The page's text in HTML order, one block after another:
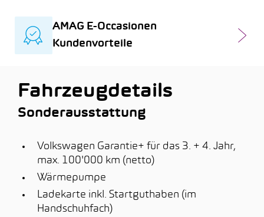
AMAG E-Occasionen
Kundenvorteile
Fahrzeugdetails
Sonderausstattung
Volkswagen Garantie+ für das 3. + 4. Jahr,
max. 100'000 km (netto)
Wärmepumpe
Ladekarte inkl. Startguthaben (im
Handschuhfach)